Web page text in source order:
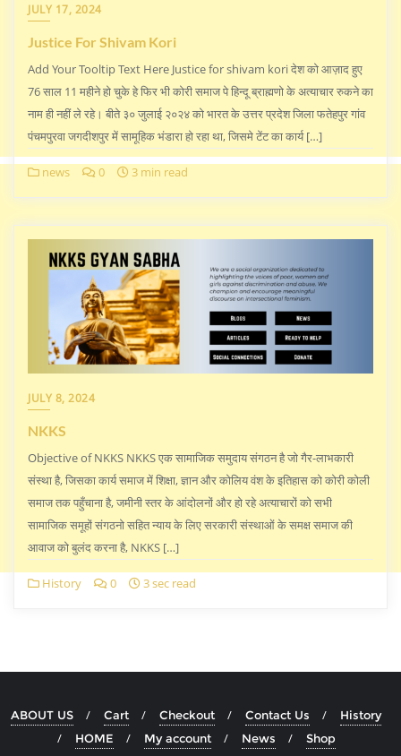
JULY 17, 2024
Justice For Shivam Kori
Add Your Tooltip Text Here Justice for shivam kori देश को आज़ाद हुए
76 साल 11 महीने हो चुके हे फिर भी कोरी समाज पे हिन्दू ब्राह्मणो के अत्याचार रुकने का
नाम ही नहीं ले रहे। बीते ३० जुलाई २०२४ को भारत के उत्तर प्रदेश जिला फतेहपुर गांव
पंचमपुरवा जगदीशपुर में सामूहिक भंडारा हो रहा था, जिसमे टेंट का कार्य […]
news 0 3 min read
JULY 8, 2024
NKKS
Objective of NKKS NKKS एक सामाजिक समुदाय संगठन है जो गैर-लाभकारी
संस्था है, जिसका कार्य समाज में शिक्षा, ज्ञान और कोलिय वंश के इतिहास को कोरी कोली
समाज तक पहुँचाना है, जमीनी स्तर के आंदोलनों और हो रहे अत्याचारों को सभी
सामाजिक समूहों संगठनो सहित न्याय के लिए सरकारी संस्थाओं के समक्ष समाज की
आवाज को बुलंद करना है, NKKS […]
History 0 3 sec read
ABOUT US Cart Checkout Contact Us
History
HOME
My account News Shop